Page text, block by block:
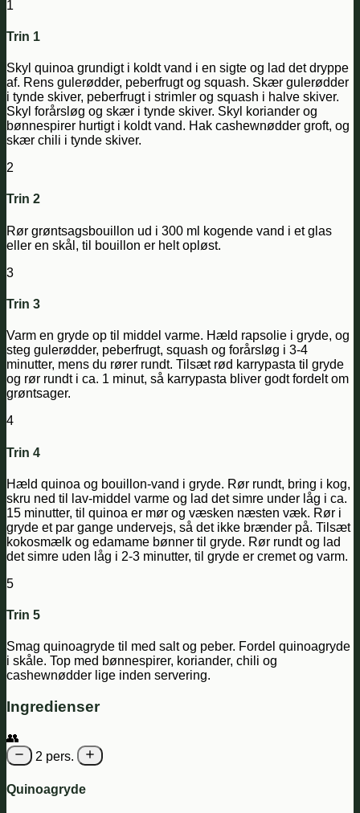
1
Trin 1
Skyl quinoa grundigt i koldt vand i en sigte og lad det dryppe
af. Rens gulerødder, peberfrugt og squash. Skær gulerødder
i tynde skiver, peberfrugt i strimler og squash i halve skiver.
Skyl forårsløg og skær i tynde skiver. Skyl koriander og
bønnespirer hurtigt i koldt vand. Hak cashewnødder groft, og
skær chili i tynde skiver.
2
Trin 2
Rør grøntsagsbouillon ud i 300 ml kogende vand i et glas
eller en skål, til bouillon er helt opløst.
3
Trin 3
Varm en gryde op til middel varme. Hæld rapsolie i gryde, og
steg gulerødder, peberfrugt, squash og forårsløg i 3-4
minutter, mens du rører rundt. Tilsæt rød karrypasta til gryde
og rør rundt i ca. 1 minut, så karrypasta bliver godt fordelt om
grøntsager.
4
Trin 4
Hæld quinoa og bouillon-vand i gryde. Rør rundt, bring i kog,
skru ned til lav-middel varme og lad det simre under låg i ca.
15 minutter, til quinoa er mør og væsken næsten væk. Rør i
gryde et par gange undervejs, så det ikke brænder på. Tilsæt
kokosmælk og edamame bønner til gryde. Rør rundt og lad
det simre uden låg i 2-3 minutter, til gryde er cremet og varm.
5
Trin 5
Smag quinoagryde til med salt og peber. Fordel quinoagryde
i skåle. Top med bønnespirer, koriander, chili og
cashewnødder lige inden servering.
Ingredienser
👥
2 pers.
Quinoagryde